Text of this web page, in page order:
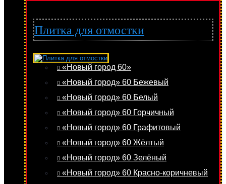
Плитка для отмостки
«Новый город 60»
«Новый город» 60 Бежевый
«Новый город» 60 Белый
«Новый город» 60 Горчичный
«Новый город» 60 Графитовый
«Новый город» 60 Жёлтый
«Новый город» 60 Зелёный
«Новый город» 60 Красно-коричневый